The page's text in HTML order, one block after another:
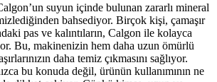
suyun içinde bulunan zararlı mineral
bahsediyor. Birçok kişi, çamaşır
pas ve kalıntıların, Calgon ile kolayca
Bu, makinenizin hem daha uzun ömürlü
daha temiz çıkmasını sağlıyor.
bu konuda değil, ürünün kullanımının ne